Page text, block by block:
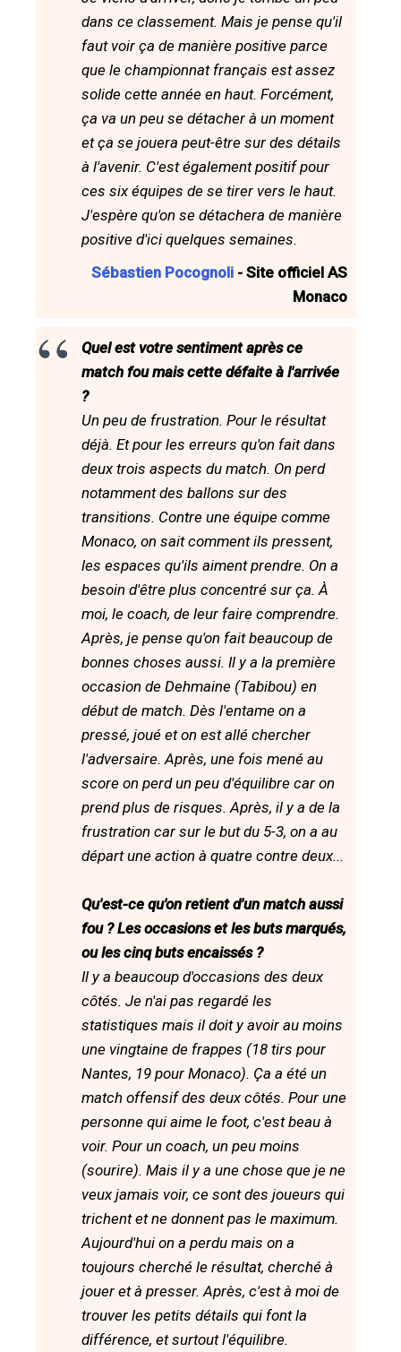
dans ce classement. Mais je pense qu'il
faut voir ça de manière positive parce
que le championnat français est assez
solide cette année en haut. Forcément,
ça va un peu se détacher à un moment
et ça se jouera peut-être sur des détails
à l'avenir. C'est également positif pour
ces six équipes de se tirer vers le haut.
J'espère qu'on se détachera de manière
positive d'ici quelques semaines.
Sébastien Pocognoli - Site officiel AS
Monaco
Quel est votre sentiment après ce
match fou mais cette défaite à l'arrivée
?
Un peu de frustration. Pour le résultat
déjà. Et pour les erreurs qu'on fait dans
deux trois aspects du match. On perd
notamment des ballons sur des
transitions. Contre une équipe comme
Monaco, on sait comment ils pressent,
les espaces qu'ils aiment prendre. On a
besoin d'être plus concentré sur ça. À
moi, le coach, de leur faire comprendre.
Après, je pense qu'on fait beaucoup de
bonnes choses aussi. Il y a la première
occasion de Dehmaine (Tabibou) en
début de match. Dès l'entame on a
pressé, joué et on est allé chercher
l'adversaire. Après, une fois mené au
score on perd un peu d'équilibre car on
prend plus de risques. Après, il y a de la
frustration car sur le but du 5-3, on a au
départ une action à quatre contre deux...
Qu'est-ce qu'on retient d'un match aussi
fou ? Les occasions et les buts marqués,
ou les cinq buts encaissés ?
Il y a beaucoup d'occasions des deux
côtés. Je n'ai pas regardé les
statistiques mais il doit y avoir au moins
une vingtaine de frappes (18 tirs pour
Nantes, 19 pour Monaco). Ça a été un
match offensif des deux côtés. Pour une
personne qui aime le foot, c'est beau à
voir. Pour un coach, un peu moins
(sourire). Mais il y a une chose que je ne
veux jamais voir, ce sont des joueurs qui
trichent et ne donnent pas le maximum.
Aujourd'hui on a perdu mais on a
toujours cherché le résultat, cherché à
jouer et à presser. Après, c'est à moi de
trouver les petits détails qui font la
différence, et surtout l'équilibre.